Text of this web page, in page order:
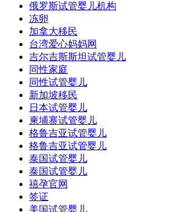
俄罗斯试管婴儿机构
冻卵
加拿大移民
台湾爱心妈妈网
吉尔吉斯斯坦试管婴儿
同性家庭
同性试管婴儿
新加坡移民
日本试管婴儿
柬埔寨试管婴儿
格鲁吉亚试管婴儿
格鲁吉亚试管婴儿
泰国试管婴儿
泰国试管婴儿
禧孕官网
签证
美国试管婴儿